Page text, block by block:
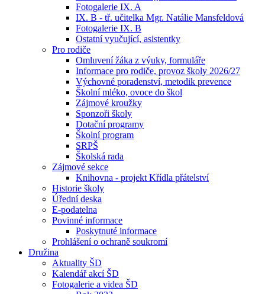
Fotogalerie IX. A
IX. B - tř. učitelka Mgr. Natálie Mansfeldová
Fotogalerie IX. B
Ostatní vyučující, asistentky
Pro rodiče
Omluvení žáka z výuky, formuláře
Informace pro rodiče, provoz školy 2026/27
Výchovné poradenství, metodik prevence
Školní mléko, ovoce do škol
Zájmové kroužky
Sponzoři školy
Dotační programy
Školní program
SRPŠ
Školská rada
Zájmové sekce
Knihovna - projekt Křídla přátelství
Historie školy
Úřední deska
E-podatelna
Povinné informace
Poskytnuté informace
Prohlášení o ochraně soukromí
Družina
Aktuality ŠD
Kalendář akcí ŠD
Fotogalerie a videa ŠD